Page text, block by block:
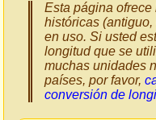
Esta página
históricas
en uso. Si usted
longitud que se
muchas unidades
países, por favor,
conversión de